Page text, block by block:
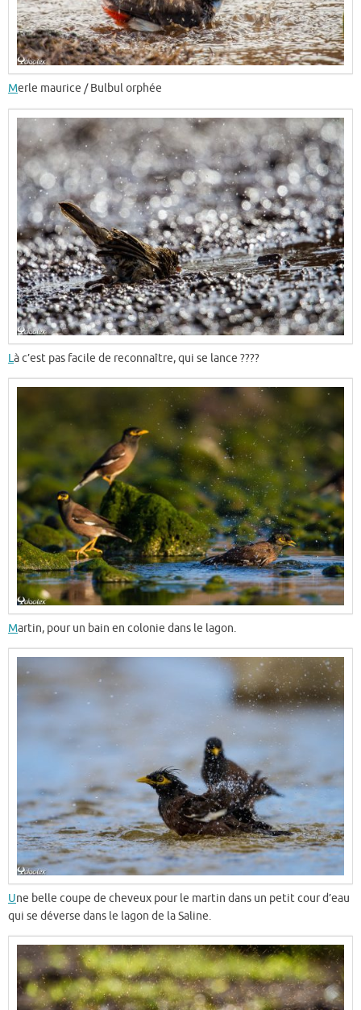
Merle maurice / Bulbul orphée
Là c’est pas facile de reconnaître, qui se lance ????
Martin, pour un bain en colonie dans le lagon.
Une belle coupe de cheveux pour le martin dans un petit cour d’eau
qui se déverse dans le lagon de la Saline.